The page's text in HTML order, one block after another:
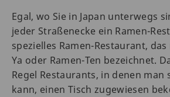
Egal, wo Sie in Japan unterwegs
jeder Straßenecke ein Ramen-
spezielles Ramen-Restaurant, das
Ya oder Ramen-Ten bezeichnet.
Regel Restaurants, in denen man
kann, einen Tisch zugewiesen